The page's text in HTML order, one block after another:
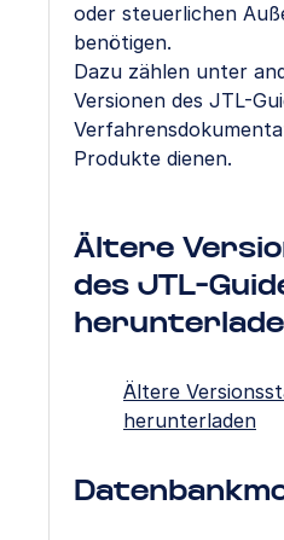
oder steuerlichen
benötigen.
Dazu zählen unter
Versionen des JTL-
Produkte dienen.
Ältere
des JTL-
Ältere
herunterladen